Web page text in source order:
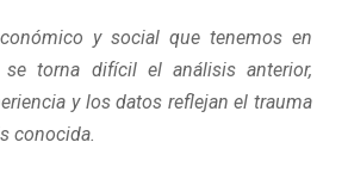
y social que tenemos en
torna difícil el análisis anterior,
y los datos reflejan el trauma
conocida.